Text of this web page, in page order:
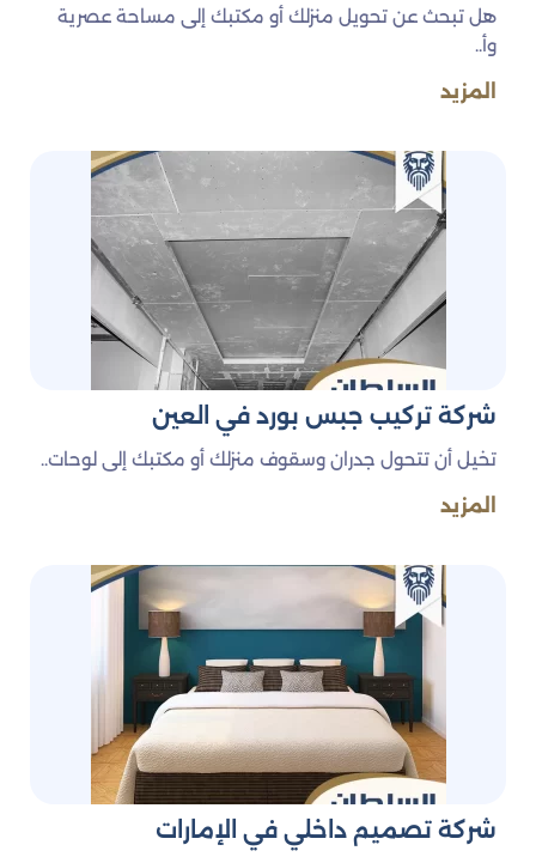
أجواء راقية ومريحة.
ما يميز قصر السلطان ليس فقط جودة العمل، بل أيضاً
الالتزام والرؤية الفنية المتجددة. ومن أبرز المميزات التي ننفرد
بها:
فريق عمل متخصص ذو خبرة طويلة في مجال الجبس
والديكور.
استخدام خامات عالية الجودة تضمن مظهرًا جميلًا وعمرًا
طويلًا.
تصاميم مبتكرة تُنفذ وفق رؤية العميل وتفاصيل احتياجاته.
التزام كامل بالمواعيد المتفق عليها دون المساس بجودة
التنفيذ.
نحن في شركة قصر السلطان لا نقدم مجرد ديكور، بل نخلق
تجربة تصميم متكاملة تمنح المكان هوية خاصة تنسجم مع
ذوقك وطبيعة استخدامك. إذا كنت تبحث عن التميز في كل
زاوية من زوايا منزلك أو مكتبك، فاختر قصر السلطان، لأن
التفاصيل لدينا تصنع الفرق.
هل تبحث عن تحويل منزلك أو مكتبك إلى مساحة عصرية
وأ..
المزيد
شركة تركيب جبس بورد في العين
تخيل أن تتحول جدران وسقوف منزلك أو مكتبك إلى لوحات..
المزيد
شركة تصميم داخلي في الإمارات